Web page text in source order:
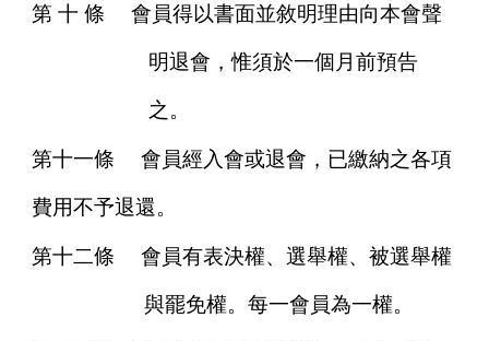
第 十 條 會員得以書面並敘明理由向本會聲
明退會，惟須於一個月前預告
之。
第十一條 會員經入會或退會，已繳納之各項
費用不予退還。
第十二條 會員有表決權、選舉權、被選舉權
與罷免權。每一會員為一權。